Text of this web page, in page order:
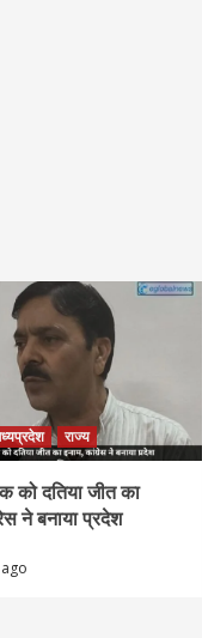
राज्य
को दतिया जीत का
ने बनाया प्रदेश